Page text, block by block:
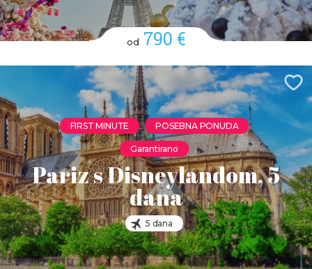
od 790 €
FIRST MINUTE POSEBNA PONUDA
Garantirano
Pariz s Disneylandom, 5
dana
5 dana